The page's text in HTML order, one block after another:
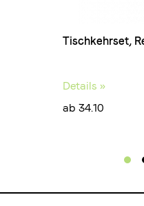
Tischkehrset,
Details »
ab 34.10